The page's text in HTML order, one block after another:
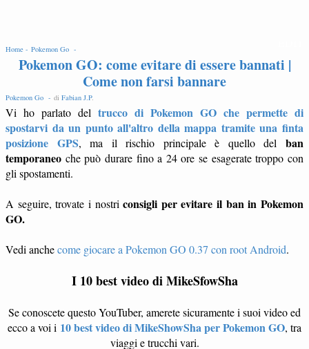
Home - Pokemon Go -
Pokemon GO: come evitare di essere bannati |
Come non farsi bannare
Pokemon Go - di Fabian J.P.
Vi ho parlato del trucco di Pokemon GO che permette di
spostarvi da un punto all'altro della mappa tramite una finta
posizione GPS, ma il rischio principale è quello delban
temporaneo che può durare fino a 24 ore se esagerate troppo con
gli spostamenti.
A seguire, trovate i nostriconsigli per evitare il ban in Pokemon
GO.
Vedi anchecome giocare a Pokemon GO 0.37 con root Android.
I 10 best video di MikeSfowSha
Se conoscete questo YouTuber, amerete sicuramente i suoi video ed
ecco a voi i 10 best video di MikeShowSha per Pokemon GO, tra
viaggi e trucchi vari.